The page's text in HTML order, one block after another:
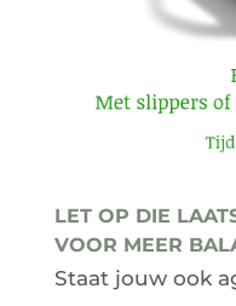
LET OP DIE
VOOR MEER
Staat jouw ook